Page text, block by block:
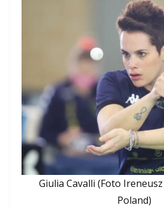
Giulia Cavalli (Foto
Poland)